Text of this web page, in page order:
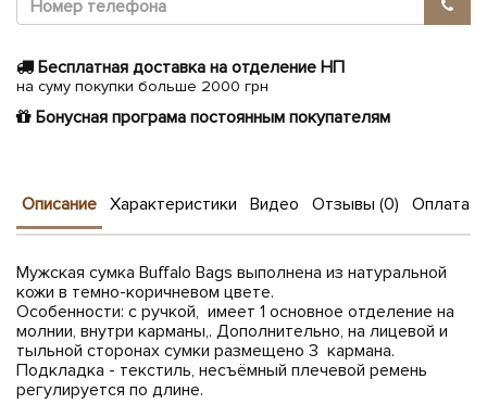
Бесплатная доставка на отделение НП
на суму покупки больше 2000 грн
Бонусная програма постоянным покупателям
Описание Характеристики Видео Отзывы (0) Оплата и
Мужская сумка Buffalo Bags выполнена из натуральной
кожи в темно-коричневом цвете.
Особенности: с ручкой, имеет 1 основное отделение на
молнии, внутри карманы,. Дополнительно, на лицевой и
тыльной сторонах сумки размещено 3 кармана.
Подкладка - текстиль, несъёмный плечевой ремень
регулируется по длине.